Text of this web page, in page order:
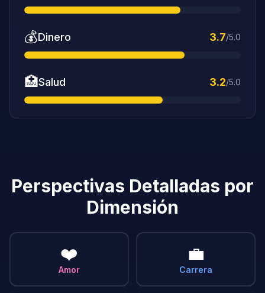
💰Dinero 3.7/5.0
🏥Salud 3.2/5.0
Perspectivas Detalladas por
Dimensión
❤️
Amor
💼
Carrera